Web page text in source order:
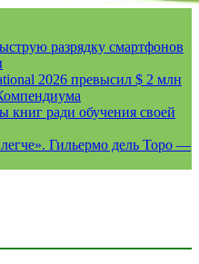
разрядку смартфонов
2026 превысил $ 2 млн
книг ради обучения своей
Гильермо дель Торо —